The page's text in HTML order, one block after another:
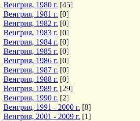
Венгрия, 1980 г. [45]
Венгрия, 1981 г. [0]
Венгрия, 1982 г. [0]
Венгрия, 1983 г. [0]
Венгрия, 1984 г. [0]
Венгрия, 1985 г. [0]
Венгрия, 1986 г. [0]
Венгрия, 1987 г. [0]
Венгрия, 1988 г. [0]
Венгрия, 1989 г. [29]
Венгрия, 1990 г. [2]
Венгрия, 1991 - 2000 г. [8]
Венгрия, 2001 - 2009 г. [1]